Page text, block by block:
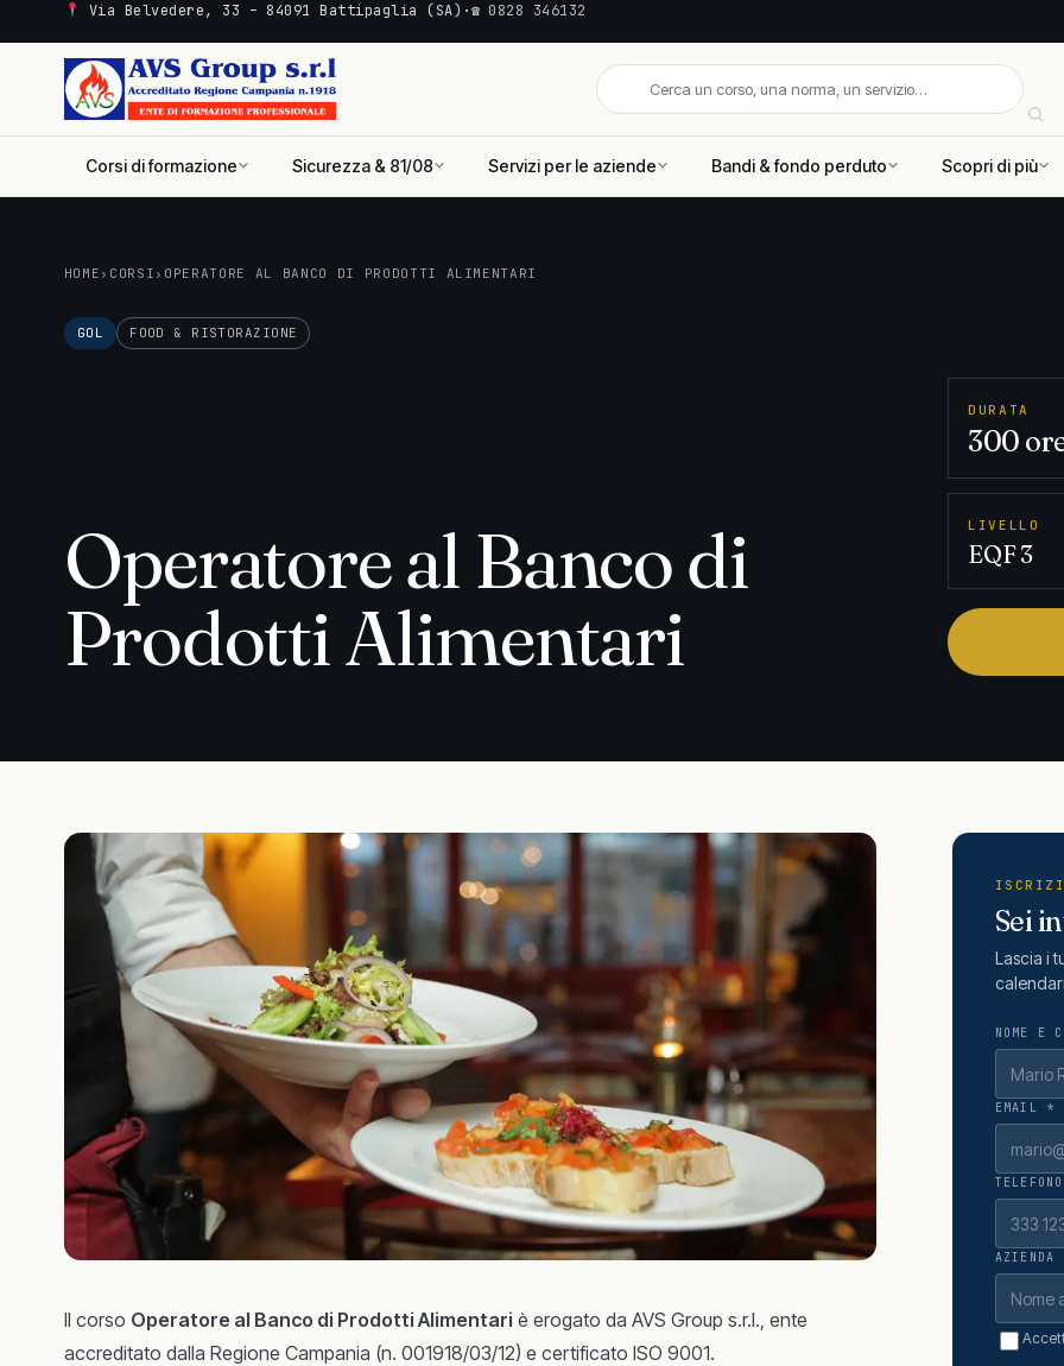
Via Belvedere, 33 – 84091 Battipaglia (SA) ·☎ 0828 346132
Corsi di formazione Sicurezza & 81/08 Servizi per le aziende Bandi & fondo perduto Scopri di più
HOME › CORSI › OPERATORE AL BANCO DI PRODOTTI ALIMENTARI
GOL FOOD & RISTORAZIONE
Operatore al Banco di
Prodotti Alimentari
DURATA
300
LIVELLO
EQF 3
Il corso Operatore al Banco di Prodotti Alimentari è erogato da AVS Group s.r.l., ente
accreditato dalla Regione Campania (n. 001918/03/12) e certificato ISO 9001.
Sei
Lascia i
NOME E
EMAIL *
TELEFONO
AZIENDA